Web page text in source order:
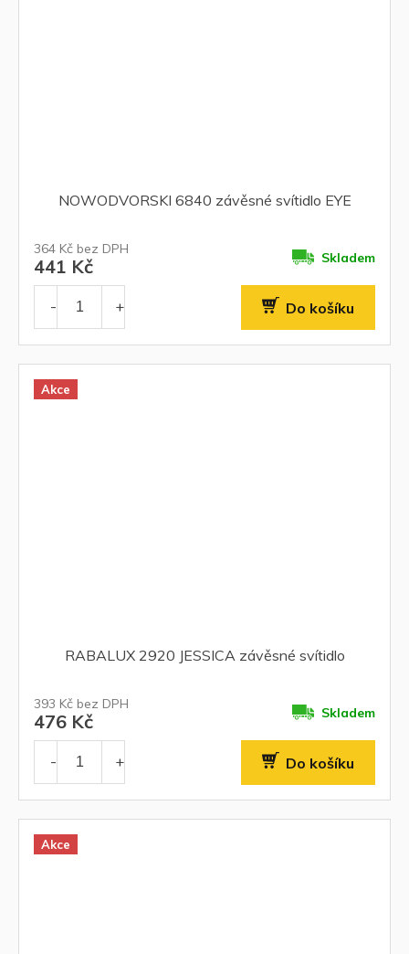
NOWODVORSKI 6840 závěsné svítidlo EYE
364 Kč bez DPH
441 Kč Skladem
Do košíku
Akce
RABALUX 2920 JESSICA závěsné svítidlo
393 Kč bez DPH
476 Kč Skladem
Do košíku
Akce